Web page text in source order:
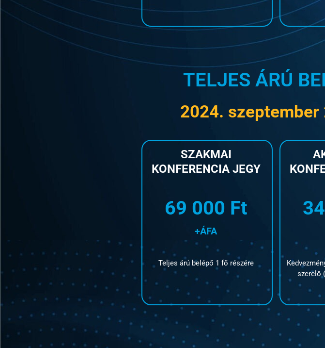
TELJES ÁRÚ
2024. szeptember
SZAKMAI
KONFERENCIA JEGY
69 000 Ft
+ÁFA
Teljes árú belépő 1 fő részére
szerelő